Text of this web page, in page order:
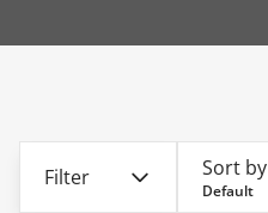
Filter Sort by
Default